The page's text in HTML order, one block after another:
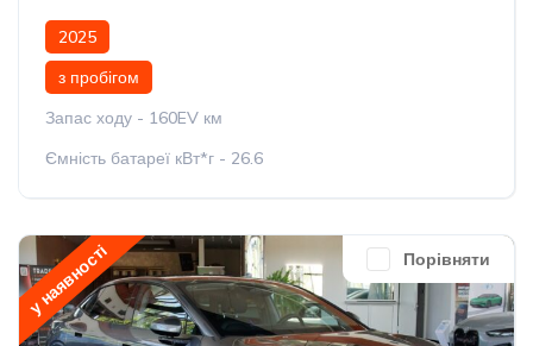
2025
з пробігом
Запас ходу - 160EV км
Ємність батареї кВт*г - 26.6
Порівняти
у наявності